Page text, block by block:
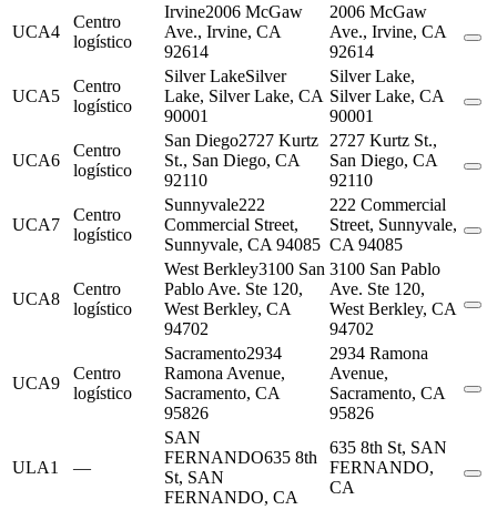
UCA4
Centro
logístico
Irvine2006 McGaw
Ave., Irvine, CA
92614
2006 McGaw
Ave., Irvine, CA
92614
UCA5
Centro
logístico
Silver LakeSilver
Lake, Silver Lake, CA
90001
Silver Lake,
Silver Lake, CA
90001
UCA6
Centro
logístico
San Diego2727 Kurtz
St., San Diego, CA
92110
2727 Kurtz St.,
San Diego, CA
92110
UCA7
Centro
logístico
Sunnyvale222
Commercial Street,
Sunnyvale, CA 94085
222 Commercial
Street, Sunnyvale,
CA 94085
UCA8
Centro
logístico
West Berkley3100 San
Pablo Ave. Ste 120,
West Berkley, CA
94702
3100 San Pablo
Ave. Ste 120,
West Berkley, CA
94702
UCA9
Centro
logístico
Sacramento2934
Ramona Avenue,
Sacramento, CA
95826
2934 Ramona
Avenue,
Sacramento, CA
95826
ULA1 —
SAN
FERNANDO635 8th
St, SAN
FERNANDO, CA
635 8th St, SAN
FERNANDO,
CA